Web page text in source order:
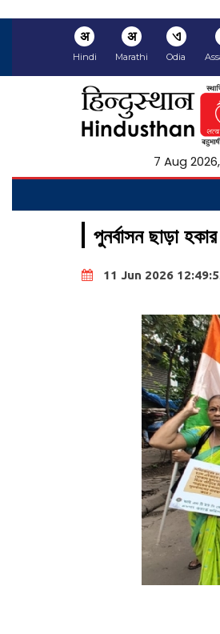
अ
Hindi
अ
Marathi
ଏ
Odia
7 Aug
পুনর্বাসন ছাড়া
11 Jun 2026